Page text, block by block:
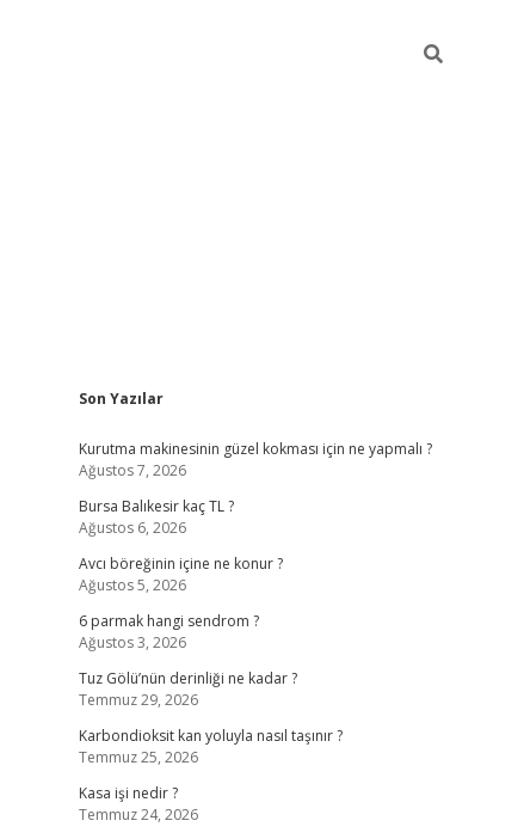
Sidebar
Son Yazılar
Kurutma makinesinin güzel kokması için ne yapmalı ?
Ağustos 7, 2026
Bursa Balıkesir kaç TL ?
Ağustos 6, 2026
Avcı böreğinin içine ne konur ?
Ağustos 5, 2026
6 parmak hangi sendrom ?
Ağustos 3, 2026
Tuz Gölü’nün derinliği ne kadar ?
Temmuz 29, 2026
Karbondioksit kan yoluyla nasıl taşınır ?
Temmuz 25, 2026
Kasa işi nedir ?
Temmuz 24, 2026